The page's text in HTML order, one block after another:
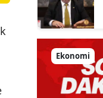
Ekonomi